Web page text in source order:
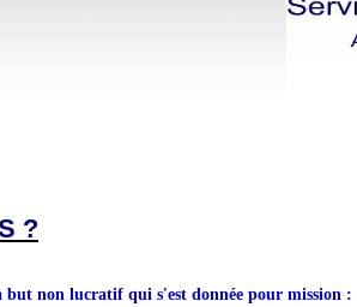
?
but non lucratif qui s'est donnée pour mission :